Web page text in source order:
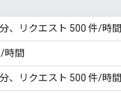
、リクエスト 500 件/時間
時間
、リクエスト 500 件/時間